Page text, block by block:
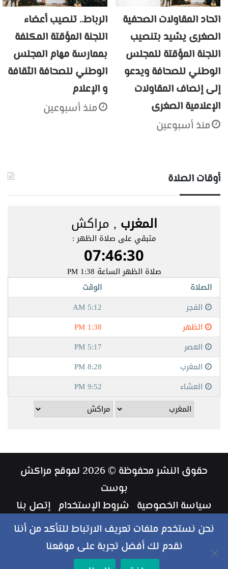
اتحاد المقاولات الصحفية
الصغرى يشيد بتنصيب
اللجنة المؤقتة للمجلس
الوطني للصحافة ويدعو
إلى إنصاف المقاولات
الإعلامية الصغرى
منذ أسبوعين
الرباط.. تنصيب أعضاء
اللجنة المؤقتة المكلفة
بممارسة مهام المجلس
الوطني للصحافة الثقافة
و الإعلام
منذ أسبوعين
أوقات الصلاة
حقوق النشر محفوظة © 2026 لموقع مراكش
بوست
سياسة الخصوصية شروط الإستخدام إتصل بنا
طاقم العمل
ملخص فيسبوكتويتر يوتيوبانستقرام‏Google
نحن نستخدم ملفات تعريف الارتباط للتأكد من أننا
نقدم لك أفضل تجربة على موقعنا